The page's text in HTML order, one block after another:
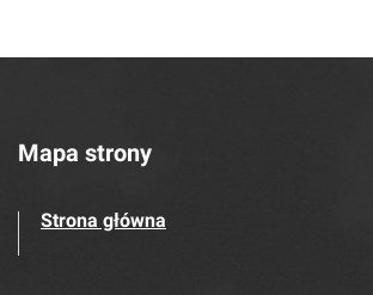
Mapa strony
Strona główna